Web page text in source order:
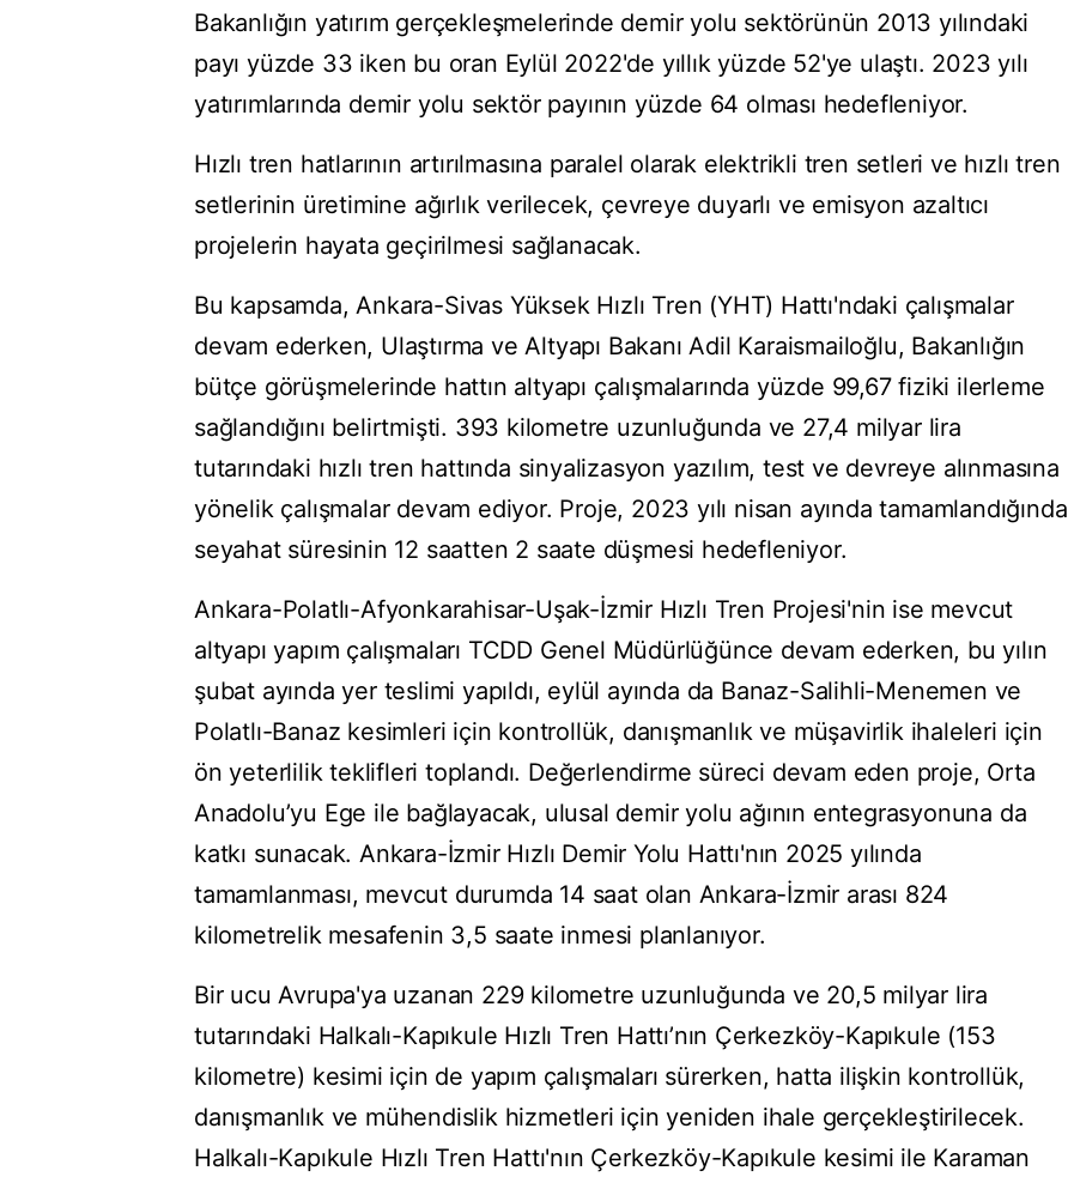
Bakanlığın yatırım gerçekleşmelerinde demir yolu sektörünün 2013 yılındaki
payı yüzde 33 iken bu oran Eylül 2022'de yıllık yüzde 52'ye ulaştı. 2023 yılı
yatırımlarında demir yolu sektör payının yüzde 64 olması hedefleniyor.
Hızlı tren hatlarının artırılmasına paralel olarak elektrikli tren setleri ve hızlı tren
setlerinin üretimine ağırlık verilecek, çevreye duyarlı ve emisyon azaltıcı
projelerin hayata geçirilmesi sağlanacak.
Bu kapsamda, Ankara-Sivas Yüksek Hızlı Tren (YHT) Hattı'ndaki çalışmalar
devam ederken, Ulaştırma ve Altyapı Bakanı Adil Karaismailoğlu, Bakanlığın
bütçe görüşmelerinde hattın altyapı çalışmalarında yüzde 99,67 fiziki ilerleme
sağlandığını belirtmişti. 393 kilometre uzunluğunda ve 27,4 milyar lira
tutarındaki hızlı tren hattında sinyalizasyon yazılım, test ve devreye alınmasına
yönelik çalışmalar devam ediyor. Proje, 2023 yılı nisan ayında tamamlandığında
seyahat süresinin 12 saatten 2 saate düşmesi hedefleniyor.
Ankara-Polatlı-Afyonkarahisar-Uşak-İzmir Hızlı Tren Projesi'nin ise mevcut
altyapı yapım çalışmaları TCDD Genel Müdürlüğünce devam ederken, bu yılın
şubat ayında yer teslimi yapıldı, eylül ayında da Banaz-Salihli-Menemen ve
Polatlı-Banaz kesimleri için kontrollük, danışmanlık ve müşavirlik ihaleleri için
ön yeterlilik teklifleri toplandı. Değerlendirme süreci devam eden proje, Orta
Anadolu’yu Ege ile bağlayacak, ulusal demir yolu ağının entegrasyonuna da
katkı sunacak. Ankara-İzmir Hızlı Demir Yolu Hattı'nın 2025 yılında
tamamlanması, mevcut durumda 14 saat olan Ankara-İzmir arası 824
kilometrelik mesafenin 3,5 saate inmesi planlanıyor.
Bir ucu Avrupa'ya uzanan 229 kilometre uzunluğunda ve 20,5 milyar lira
tutarındaki Halkalı-Kapıkule Hızlı Tren Hattı’nın Çerkezköy-Kapıkule (153
kilometre) kesimi için de yapım çalışmaları sürerken, hatta ilişkin kontrollük,
danışmanlık ve mühendislik hizmetleri için yeniden ihale gerçekleştirilecek.
Halkalı-Kapıkule Hızlı Tren Hattı'nın Çerkezköy-Kapıkule kesimi ile Karaman